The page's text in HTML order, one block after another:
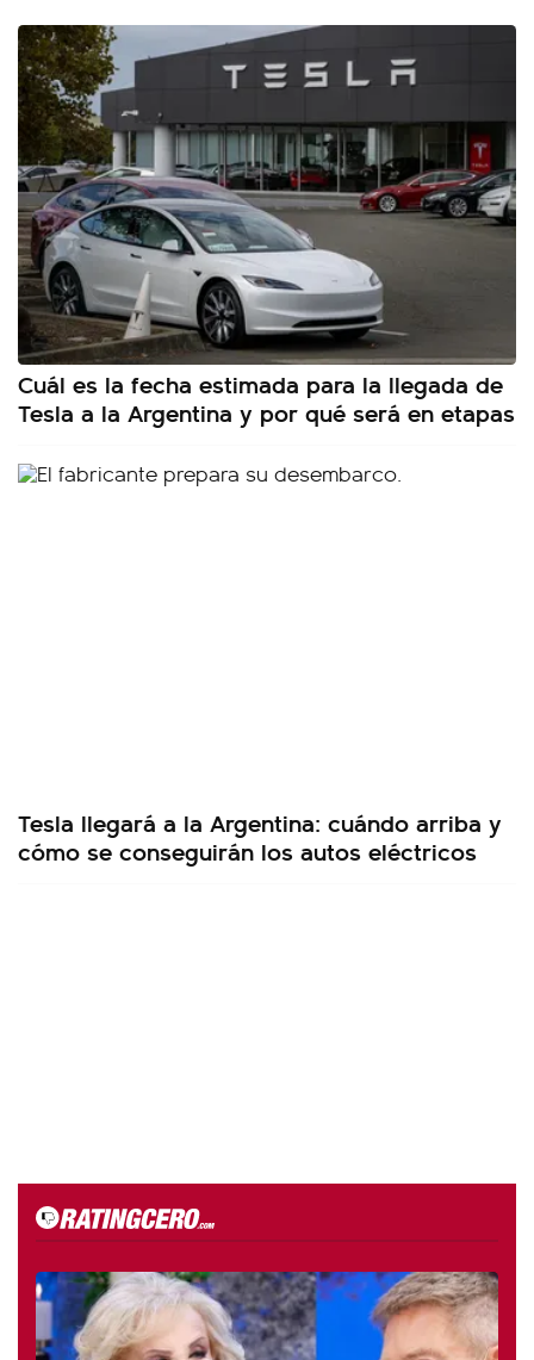
Cuál es la fecha estimada para la llegada de
Tesla a la Argentina y por qué será en etapas
Tesla llegará a la Argentina: cuándo arriba y
cómo se conseguirán los autos eléctricos